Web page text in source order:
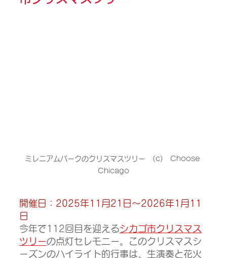
ミレニアムパークのクリスマスツリー　(c)　Choose
Chicago
開催日：2025年11月21日～2026年1月11
日
今年で112回目を迎えるシカゴ市クリスマス
ツリーの点灯セレモニー。このクリスマスシ
ーズンのハイライト的行事は、生演奏と花火